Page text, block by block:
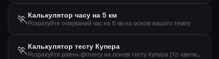
🏃Калькулятор часу на 5 км
Розрахуйте очікуваний час на 5 км на основі вашого темпу
🏃Калькулятор тесту Купера
Розрахуйте рівень фітнесу на основі тесту Купера (12-хвилинний біговий тест)